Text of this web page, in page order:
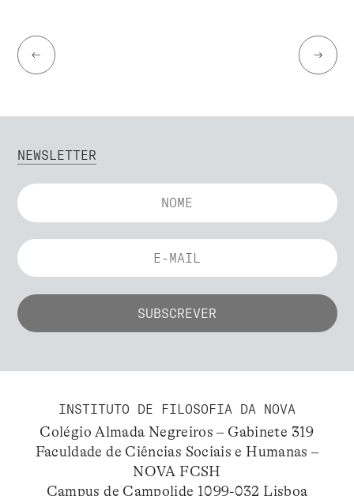
← →
NEWSLETTER
INSTITUTO DE FILOSOFIA DA NOVA
Colégio Almada Negreiros – Gabinete 319
Faculdade de Ciências Sociais e Humanas –
NOVA FCSH
Campus de Campolide 1099-032 Lisboa